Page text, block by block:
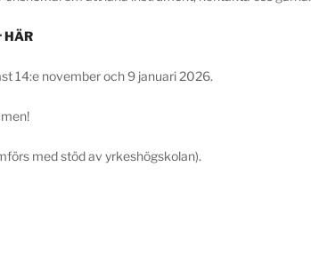
HÄR
14:e november och 9 januari 2026.
med stöd av yrkeshögskolan).